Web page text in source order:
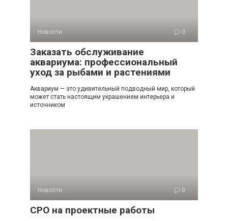
Новости 0
Заказать обслуживание
аквариума: профессиональный
уход за рыбами и растениями
Аквариум — это удивительный подводный мир, который
может стать настоящим украшением интерьера и
источником
Новости 0
СРО на проектные работы